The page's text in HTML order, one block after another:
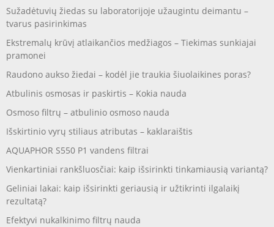
Sužadėtuvių žiedas su laboratorijoje užaugintu deimantu –
tvarus pasirinkimas
Ekstremalų krūvį atlaikančios medžiagos – Tiekimas sunkiajai
pramonei
Raudono aukso žiedai – kodėl jie traukia šiuolaikines poras?
Atbulinis osmosas ir paskirtis – Kokia nauda
Osmoso filtrų – atbulinio osmoso nauda
Išskirtinio vyrų stiliaus atributas – kaklaraištis
AQUAPHOR S550 P1 vandens filtrai
Vienkartiniai rankšluosčiai: kaip išsirinkti tinkamiausią variantą?
Geliniai lakai: kaip išsirinkti geriausią ir užtikrinti ilgalaikį
rezultatą?
Efektyvi nukalkinimo filtrų nauda